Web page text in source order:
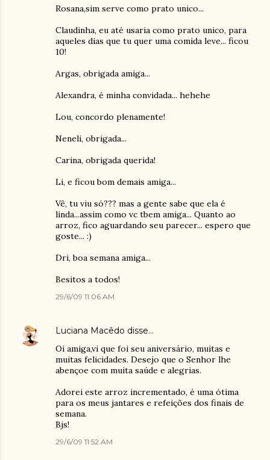
Rosana,sim serve como prato unico...
Claudinha, eu até usaria como prato unico, para
aqueles dias que tu quer uma comida leve... ficou
10!
Argas, obrigada amiga...
Alexandra, é minha convidada... hehehe
Lou, concordo plenamente!
Neneli, obrigada...
Carina, obrigada querida!
Li, e ficou bom demais amiga...
Vê, tu viu só??? mas a gente sabe que ela é
linda...assim como vc tbem amiga... Quanto ao
arroz, fico aguardando seu parecer... espero que
goste... :)
Dri, boa semana amiga...
Besitos a todos!
29/6/09 11:06 AM
Luciana Macêdo disse…
Oi amiga,vi que foi seu aniversário, muitas e
muitas felicidades. Desejo que o Senhor lhe
abençoe com muita saúde e alegrias.
Adorei este arroz incrementado, é uma ótima
para os meus jantares e refeições dos finais de
semana.
Bjs!
29/6/09 11:52 AM